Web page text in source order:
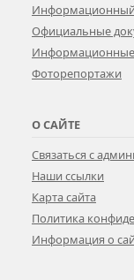
Официальные
Информационные
Фоторепортажи
О САЙТЕ
Связаться с
Наши ссылки
Карта сайта
Политика
Информация о